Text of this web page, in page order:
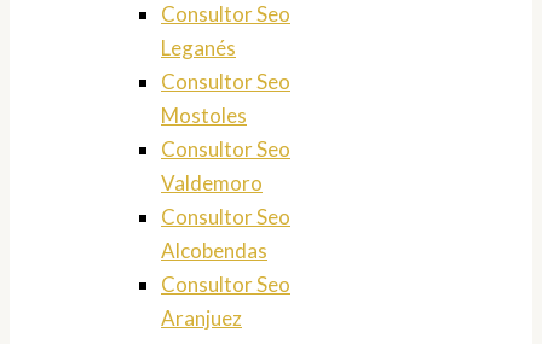
Consultor Seo
Leganés
Consultor Seo
Mostoles
Consultor Seo
Valdemoro
Consultor Seo
Alcobendas
Consultor Seo
Aranjuez